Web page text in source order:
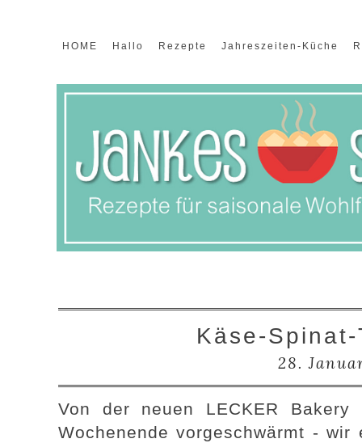
HOME Hallo Rezepte Jahreszeiten-Küche
Käse-
28.
Von der neuen LECKER
Wochenende vorgeschwärmt -